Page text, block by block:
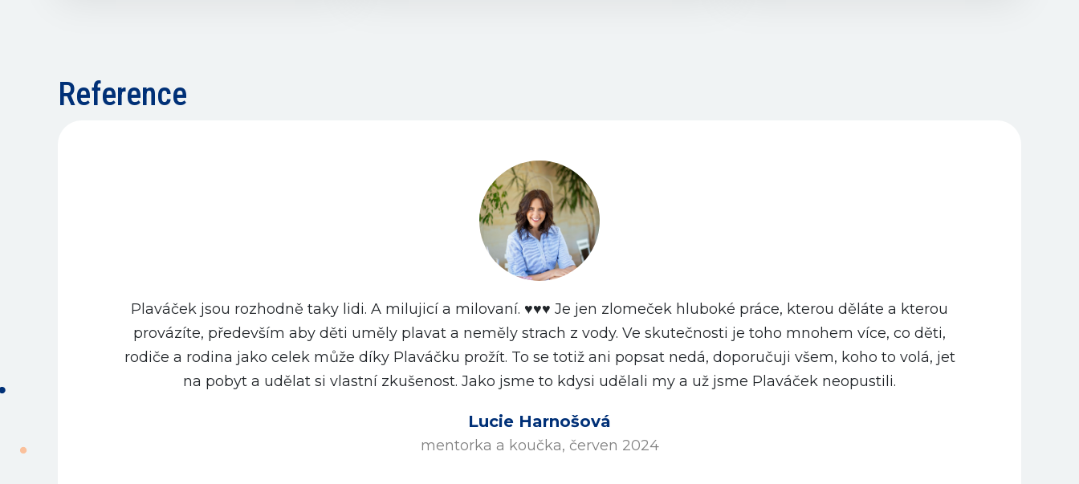
Reference
Plaváček jsou rozhodně taky lidi. A milujicí a milovaní. ♥️♥️♥️ Je jen zlomeček hluboké práce, kterou děláte a kterou
provázíte, především aby děti uměly plavat a neměly strach z vody. Ve skutečnosti je toho mnohem více, co děti,
rodiče a rodina jako celek může díky Plaváčku prožít. To se totiž ani popsat nedá, doporučuji všem, koho to volá, jet
na pobyt a udělat si vlastní zkušenost. Jako jsme to kdysi udělali my a už jsme Plaváček neopustili.
Lucie Harnošová
mentorka a koučka, červen 2024